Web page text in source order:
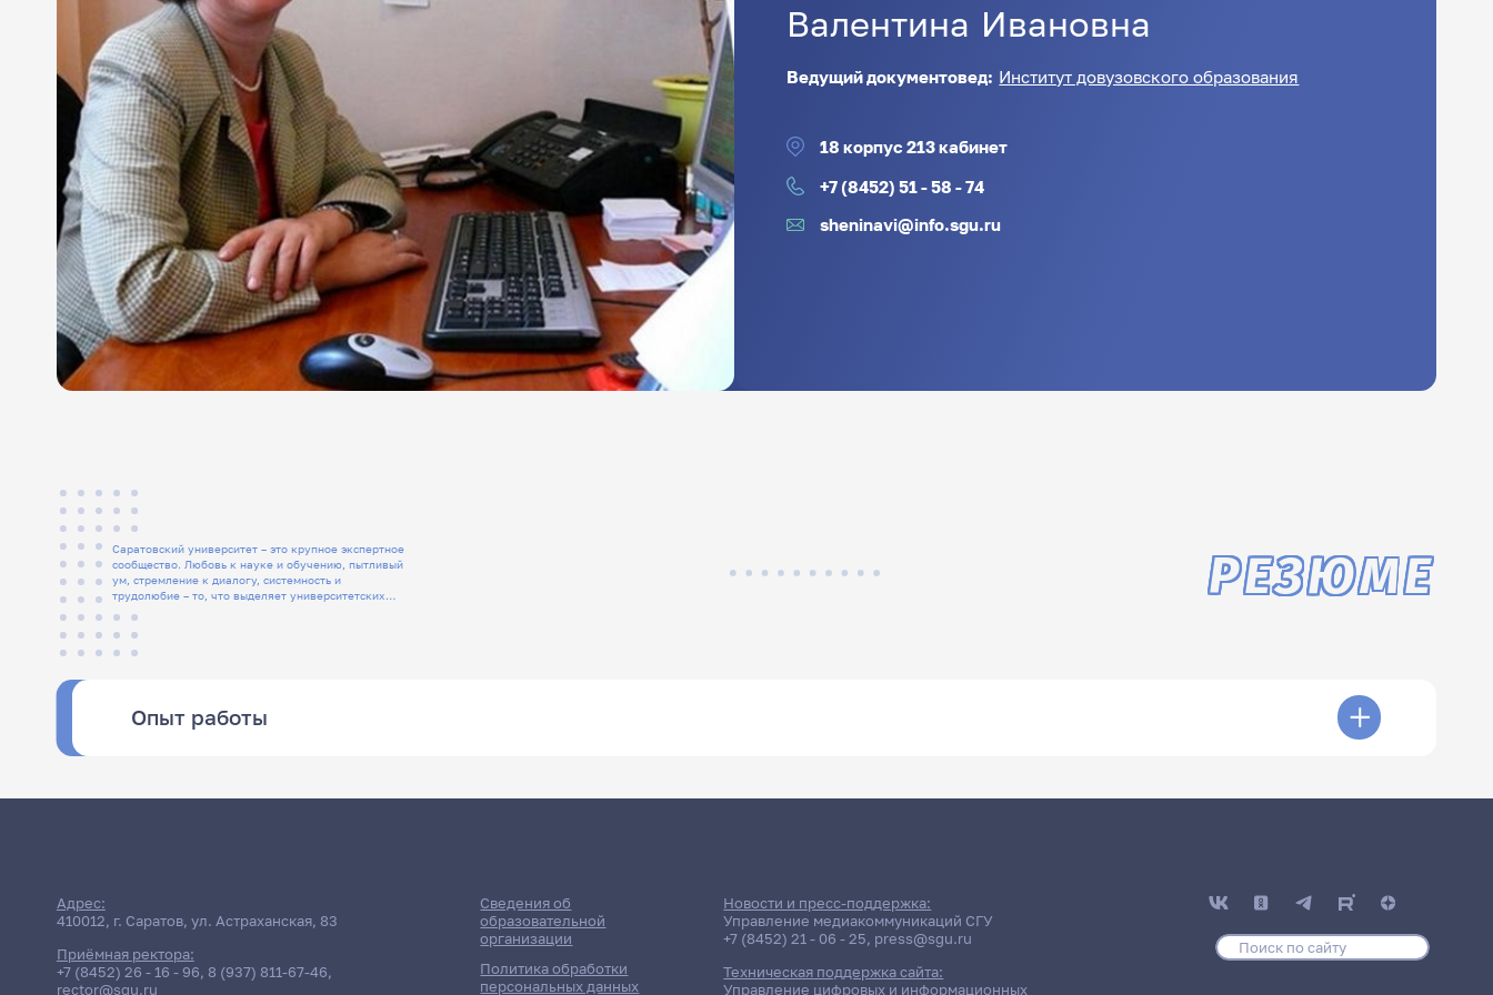
Валентина Ивановна
Ведущий документовед: Институт довузовского образования
18 корпус 213 кабинет
+7 (8452) 51 - 58 - 74
sheninavi@info.sgu.ru
Саратовский университет – это крупное экспертное
сообщество. Любовь к науке и обучению, пытливый
ум, стремление к диалогу, системность и
трудолюбие – то, что выделяет университетских
РЕЗЮМЕ
Опыт работы
Адрес:
410012, г. Саратов, ул. Астраханская, 83
Приёмная ректора:
+7 (8452) 26 - 16 - 96, 8 (937) 811-67-46,
rector@sgu.ru
Сведения об
образовательной
организации
Политика обработки
персональных данных
Новости и пресс-поддержка:
Управление медиакоммуникаций СГУ
+7 (8452) 21 - 06 - 25, press@sgu.ru
Техническая поддержка сайта:
Управление цифровых и информационных